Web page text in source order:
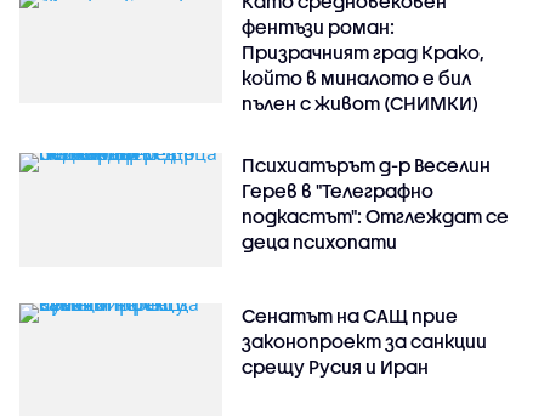
фентъзи роман:
Призрачният град Крако,
който в миналото е бил
пълен с живот (СНИМКИ)
Психиатърът д-р Веселин
Герев в "Телеграфно
подкастът": Отглеждат се
деца психопати
Сенатът на САЩ прие
законопроект за санкции
срещу Русия и Иран